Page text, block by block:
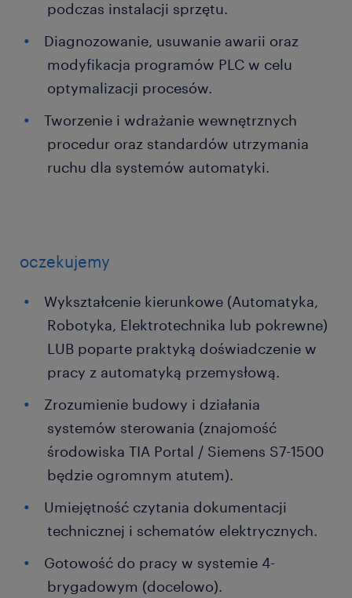
podczas instalacji sprzętu.
Diagnozowanie, usuwanie awarii oraz
modyfikacja programów PLC w celu
optymalizacji procesów.
Tworzenie i wdrażanie wewnętrznych
procedur oraz standardów utrzymania
ruchu dla systemów automatyki.
oczekujemy
Wykształcenie kierunkowe (Automatyka,
Robotyka, Elektrotechnika lub pokrewne)
LUB poparte praktyką doświadczenie w
pracy z automatyką przemysłową.
Zrozumienie budowy i działania
systemów sterowania (znajomość
środowiska TIA Portal / Siemens S7-1500
będzie ogromnym atutem).
Umiejętność czytania dokumentacji
technicznej i schematów elektrycznych.
Gotowość do pracy w systemie 4-
brygadowym (docelowo).